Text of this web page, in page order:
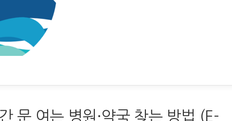
문 여는 병원·약국 찾는 방법 (E-